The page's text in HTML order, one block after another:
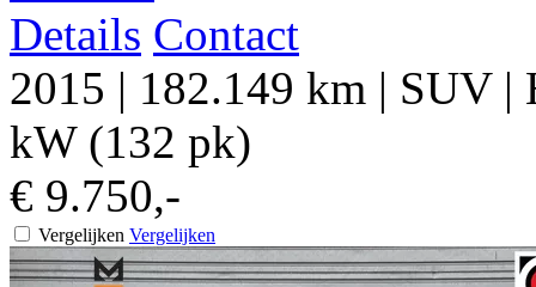
Details Contact
2015 | 182.149 km | SUV|
kW (132 pk)
€ 9.750,-
Vergelijken Vergelijken